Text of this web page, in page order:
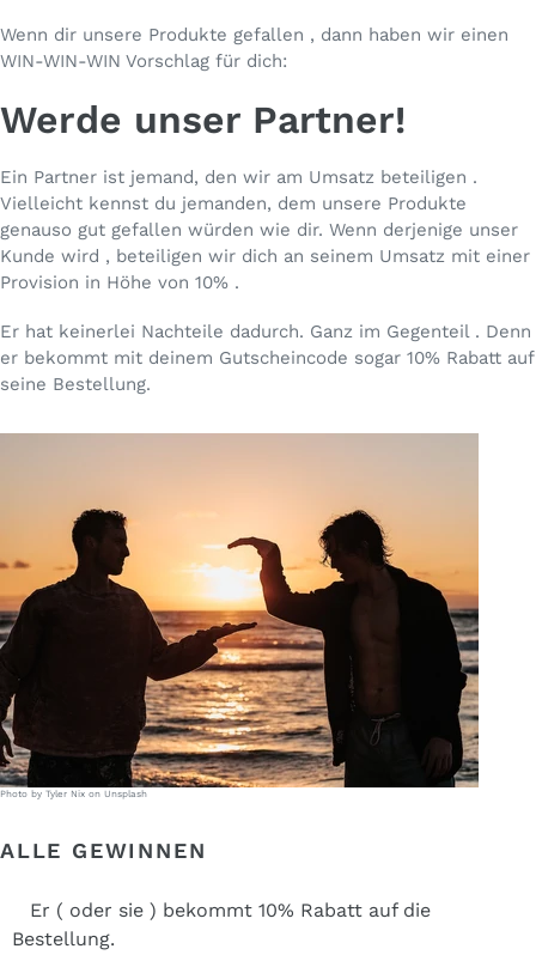
Wenn dir unsere Produkte gefallen , dann haben wir einen
WIN-WIN-WIN Vorschlag für dich:
Werde unser Partner!
Ein Partner ist jemand, den wir am Umsatz beteiligen .
Vielleicht kennst du jemanden, dem unsere Produkte
genauso gut gefallen würden wie dir. Wenn derjenige unser
Kunde wird , beteiligen wir dich an seinem Umsatz mit einer
Provision in Höhe von 10% .
Er hat keinerlei Nachteile dadurch. Ganz im Gegenteil . Denn
er bekommt mit deinem Gutscheincode sogar 10% Rabatt auf
seine Bestellung.
ALLE GEWINNEN
Er ( oder sie ) bekommt 10% Rabatt auf die
Bestellung.
Photo by Tyler Nix on Unsplash